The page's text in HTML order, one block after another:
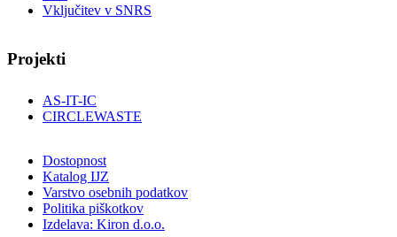
Vključitev v SNRS
Projekti
AS-IT-IC
CIRCLEWASTE
Dostopnost
Katalog IJZ
Varstvo osebnih podatkov
Politika piškotkov
Izdelava: Kiron d.o.o.